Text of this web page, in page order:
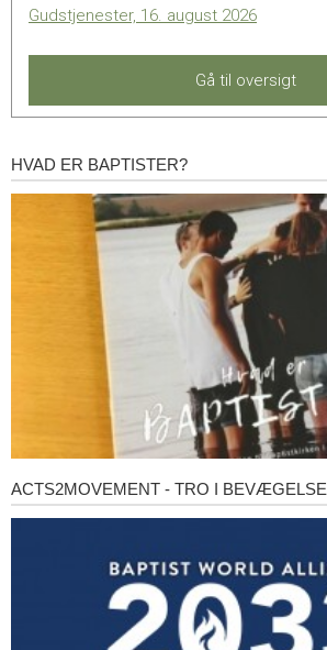
Gudstjenester, 16. august 2026
Gå til oversigt
Hvad
HVAD ER BAPTISTER?
Acts2Movement
ACTS2MOVEMENT - TRO I BEVÆGELSE